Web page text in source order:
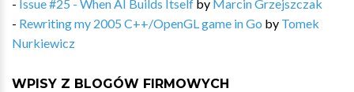
- Issue #25 - When AI Builds Itself by Marcin Grzejszczak
- Rewriting my 2005 C++/OpenGL game in Go by Tomek
Nurkiewicz
WPISY Z BLOGÓW FIRMOWYCH